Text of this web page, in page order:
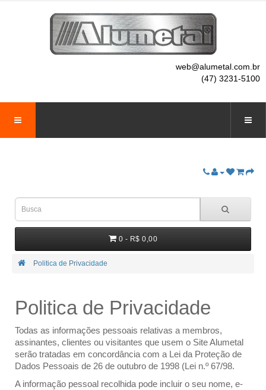
web@alumetal.com.br
(47) 3231-5100
0 - R$ 0,00
Politica de Privacidade
Politica de Privacidade
Todas as informações pessoais relativas a membros,
assinantes, clientes ou visitantes que usem o Site Alumetal
serão tratadas em concordância com a Lei da Proteção de
Dados Pessoais de 26 de outubro de 1998 (Lei n.º 67/98.
A informação pessoal recolhida pode incluir o seu nome, e-